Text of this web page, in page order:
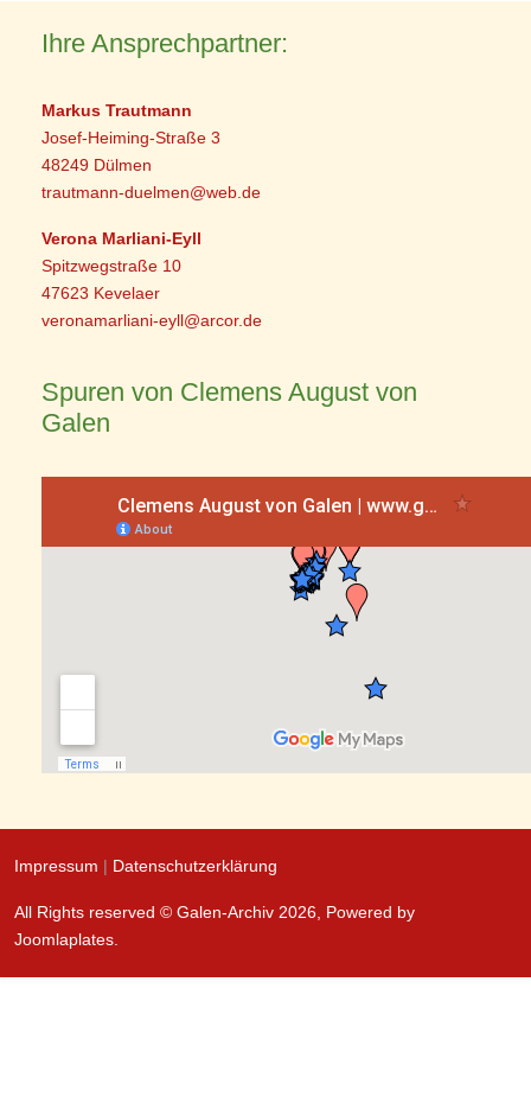
Ihre Ansprechpartner:
Markus Trautmann
Josef-Heiming-Straße 3
48249 Dülmen
trautmann-duelmen@web.de
Verona Marliani-Eyll
Spitzwegstraße 10
47623 Kevelaer
veronamarliani-eyll@arcor.de
Spuren von Clemens August von
Galen
Impressum | Datenschutzerklärung
All Rights reserved © Galen-Archiv 2026, Powered by
Joomlaplates